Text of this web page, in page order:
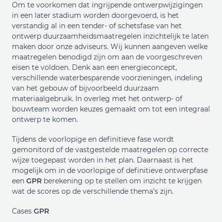
Om te voorkomen dat ingrijpende ontwerpwijzigingen
in een later stadium worden doorgevoerd, is het
verstandig al in een tender- of schetsfase van het
ontwerp duurzaamheidsmaatregelen inzichtelijk te laten
maken door onze adviseurs. Wij kunnen aangeven welke
maatregelen benodigd zijn om aan de voorgeschreven
eisen te voldoen. Denk aan een energieconcept,
verschillende waterbesparende voorzieningen, indeling
van het gebouw of bijvoorbeeld duurzaam
materiaalgebruik. In overleg met het ontwerp- of
bouwteam worden keuzes gemaakt om tot een integraal
ontwerp te komen.
Tijdens de voorlopige en definitieve fase wordt
gemonitord of de vastgestelde maatregelen op correcte
wijze toegepast worden in het plan. Daarnaast is het
mogelijk om in de voorlopige of definitieve ontwerpfase
een GPR berekening op te stellen om inzicht te krijgen
wat de scores op de verschillende thema’s zijn.
Cases GPR